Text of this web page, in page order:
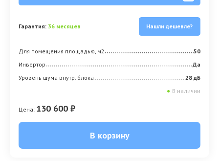
Гарантия: 36 месяцев Нашли дешевле?
Для помещения площадью, м2
50
Инвертор
Да
Уровень шума внутр. блока
28 дБ
● В наличии
Цена: 130 600 ₽
В корзину